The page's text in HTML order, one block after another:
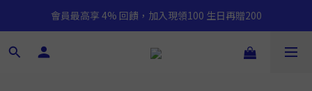
會員最高享 4% 回饋，加入現領100 生日再贈200